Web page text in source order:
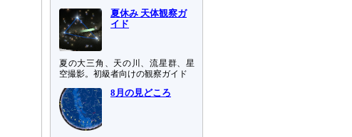
夏休み 天体観察ガ
イド
夏の大三角、天の川、流星群、星
空撮影。初級者向けの観察ガイド
8月の見どころ